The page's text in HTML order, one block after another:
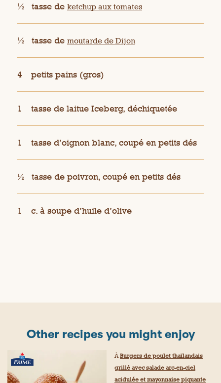
½ tasse de ketchup aux tomates
½ tasse de moutarde de Dijon
4 petits pains (gros)
1 tasse de laitue Iceberg, déchiquetée
1 tasse d’oignon blanc, coupé en petits dés
½ tasse de poivron, coupé en petits dés
1 c. à soupe d’huile d’olive
Other recipes you might enjoy
À Burgers de poulet thaïlandais
grillé avec salade arc-en-ciel
acidulée et mayonnaise piquante